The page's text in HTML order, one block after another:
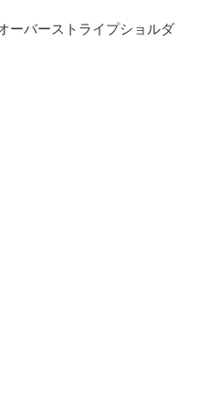
ーバーストライプショルダ